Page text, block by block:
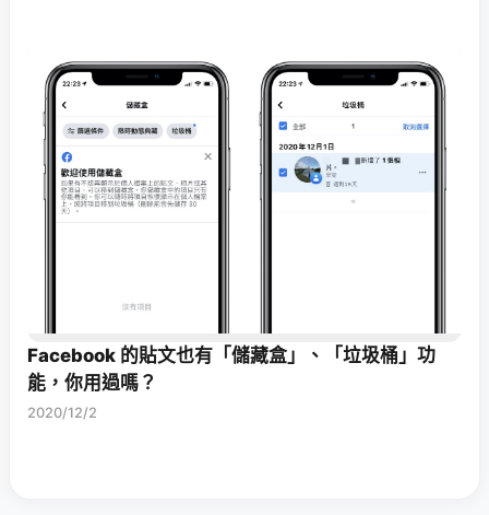
Facebook 的貼文也有「儲藏盒」、「垃圾桶」功
能，你用過嗎？
2020/12/2